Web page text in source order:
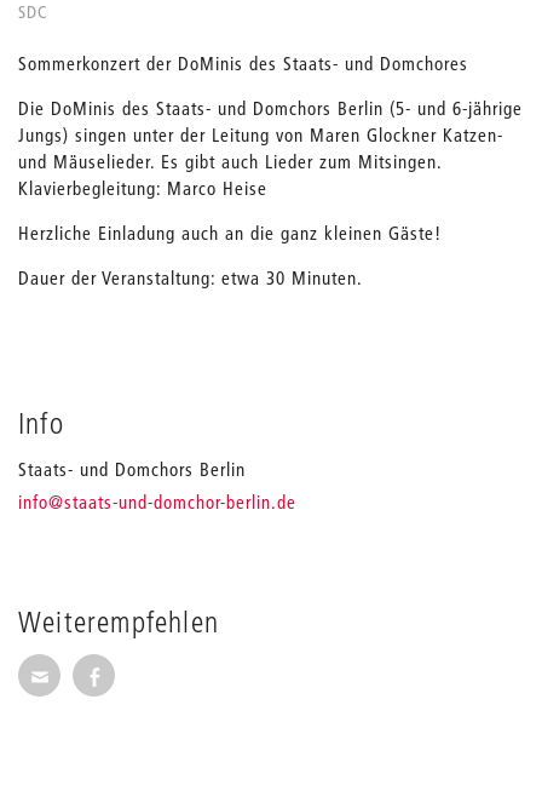
Weiterempfehlen
Seite per E-Mail weiterempfehlen
Seite auf Facebook weiterempfehlen
SDC
Sommerkonzert der DoMinis des Staats- und Domchores
Die DoMinis des Staats- und Domchors Berlin (5- und 6-jährige
Jungs) singen unter der Leitung von Maren Glockner Katzen-
und Mäuselieder. Es gibt auch Lieder zum Mitsingen.
Klavierbegleitung: Marco Heise
Herzliche Einladung auch an die ganz kleinen Gäste!
Dauer der Veranstaltung: etwa 30 Minuten.
Info
Staats- und Domchors Berlin
info_
@staats-und-domchor-berlin.de